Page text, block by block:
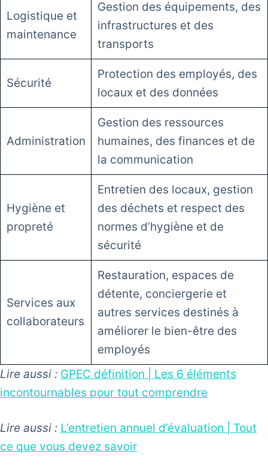
Logistique et
maintenance
Gestion des équipements, des
infrastructures et des
transports
Sécurité
Protection des employés, des
locaux et des données
Administration
Gestion des ressources
humaines, des finances et de
la communication
Hygiène et
propreté
Entretien des locaux, gestion
des déchets et respect des
normes d’hygiène et de
sécurité
Services aux
collaborateurs
Restauration, espaces de
détente, conciergerie et
autres services destinés à
améliorer le bien-être des
employés
Lire aussi : GPEC définition | Les 6 éléments
incontournables pour tout comprendre
Lire aussi : L’entretien annuel d’évaluation | Tout
ce que vous devez savoir